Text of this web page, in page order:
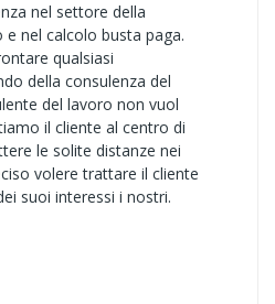
nel settore della
nel calcolo busta paga.
qualsiasi
della consulenza del
del lavoro non vuol
il cliente al centro di
le solite distanze nei
volere trattare il cliente
suoi interessi i nostri.